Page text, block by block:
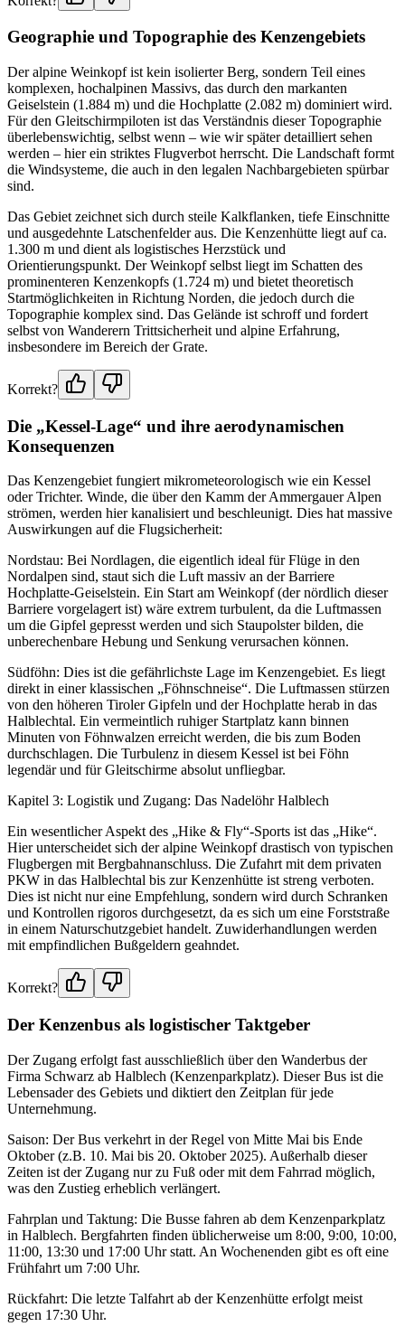
Geographie und Topographie des Kenzengebiets
Der alpine Weinkopf ist kein isolierter Berg, sondern Teil eines
komplexen, hochalpinen Massivs, das durch den markanten
Geiselstein (1.884 m) und die Hochplatte (2.082 m) dominiert wird.
Für den Gleitschirmpiloten ist das Verständnis dieser Topographie
überlebenswichtig, selbst wenn – wie wir später detailliert sehen
werden – hier ein striktes Flugverbot herrscht. Die Landschaft formt
die Windsysteme, die auch in den legalen Nachbargebieten spürbar
sind.
Das Gebiet zeichnet sich durch steile Kalkflanken, tiefe Einschnitte
und ausgedehnte Latschenfelder aus. Die Kenzenhütte liegt auf ca.
1.300 m und dient als logistisches Herzstück und
Orientierungspunkt. Der Weinkopf selbst liegt im Schatten des
prominenteren Kenzenkopfs (1.724 m) und bietet theoretisch
Startmöglichkeiten in Richtung Norden, die jedoch durch die
Topographie komplex sind. Das Gelände ist schroff und fordert
selbst von Wanderern Trittsicherheit und alpine Erfahrung,
insbesondere im Bereich der Grate.
Korrekt?
Die „Kessel-Lage“ und ihre aerodynamischen
Konsequenzen
Das Kenzengebiet fungiert mikrometeorologisch wie ein Kessel
oder Trichter. Winde, die über den Kamm der Ammergauer Alpen
strömen, werden hier kanalisiert und beschleunigt. Dies hat massive
Auswirkungen auf die Flugsicherheit:
Nordstau: Bei Nordlagen, die eigentlich ideal für Flüge in den
Nordalpen sind, staut sich die Luft massiv an der Barriere
Hochplatte-Geiselstein. Ein Start am Weinkopf (der nördlich dieser
Barriere vorgelagert ist) wäre extrem turbulent, da die Luftmassen
um die Gipfel gepresst werden und sich Staupolster bilden, die
unberechenbare Hebung und Senkung verursachen können.
Südföhn: Dies ist die gefährlichste Lage im Kenzengebiet. Es liegt
direkt in einer klassischen „Föhnschneise“. Die Luftmassen stürzen
von den höheren Tiroler Gipfeln und der Hochplatte herab in das
Halblechtal. Ein vermeintlich ruhiger Startplatz kann binnen
Minuten von Föhnwalzen erreicht werden, die bis zum Boden
durchschlagen. Die Turbulenz in diesem Kessel ist bei Föhn
legendär und für Gleitschirme absolut unfliegbar.
Kapitel 3: Logistik und Zugang: Das Nadelöhr Halblech
Ein wesentlicher Aspekt des „Hike & Fly“-Sports ist das „Hike“.
Hier unterscheidet sich der alpine Weinkopf drastisch von typischen
Flugbergen mit Bergbahnanschluss. Die Zufahrt mit dem privaten
PKW in das Halblechtal bis zur Kenzenhütte ist streng verboten.
Dies ist nicht nur eine Empfehlung, sondern wird durch Schranken
und Kontrollen rigoros durchgesetzt, da es sich um eine Forststraße
in einem Naturschutzgebiet handelt. Zuwiderhandlungen werden
mit empfindlichen Bußgeldern geahndet.
Korrekt?
Der Kenzenbus als logistischer Taktgeber
Der Zugang erfolgt fast ausschließlich über den Wanderbus der
Firma Schwarz ab Halblech (Kenzenparkplatz). Dieser Bus ist die
Lebensader des Gebiets und diktiert den Zeitplan für jede
Unternehmung.
Saison: Der Bus verkehrt in der Regel von Mitte Mai bis Ende
Oktober (z.B. 10. Mai bis 20. Oktober 2025). Außerhalb dieser
Zeiten ist der Zugang nur zu Fuß oder mit dem Fahrrad möglich,
was den Zustieg erheblich verlängert.
Fahrplan und Taktung: Die Busse fahren ab dem Kenzenparkplatz
in Halblech. Bergfahrten finden üblicherweise um 8:00, 9:00, 10:00,
11:00, 13:30 und 17:00 Uhr statt. An Wochenenden gibt es oft eine
Frühfahrt um 7:00 Uhr.
Rückfahrt: Die letzte Talfahrt ab der Kenzenhütte erfolgt meist
gegen 17:30 Uhr.